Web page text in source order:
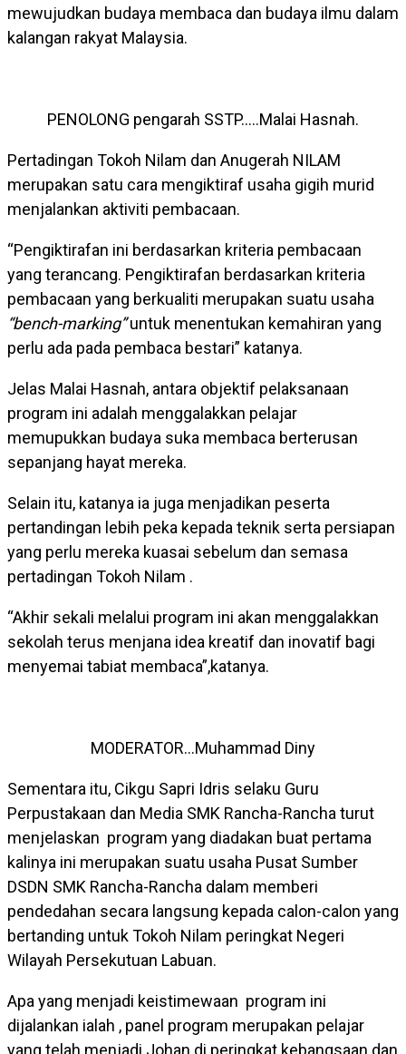
mewujudkan budaya membaca dan budaya ilmu dalam
kalangan rakyat Malaysia.
PENOLONG pengarah SSTP…..Malai Hasnah.
Pertadingan Tokoh Nilam dan Anugerah NILAM
merupakan satu cara mengiktiraf usaha gigih murid
menjalankan aktiviti pembacaan.
“Pengiktirafan ini berdasarkan kriteria pembacaan
yang terancang. Pengiktirafan berdasarkan kriteria
pembacaan yang berkualiti merupakan suatu usaha
“bench-marking”untuk menentukan kemahiran yang
perlu ada pada pembaca bestari” katanya.
Jelas Malai Hasnah, antara objektif pelaksanaan
program ini adalah menggalakkan pelajar
memupukkan budaya suka membaca berterusan
sepanjang hayat mereka.
Selain itu, katanya ia juga menjadikan peserta
pertandingan lebih peka kepada teknik serta persiapan
yang perlu mereka kuasai sebelum dan semasa
pertadingan Tokoh Nilam .
“Akhir sekali melalui program ini akan menggalakkan
sekolah terus menjana idea kreatif dan inovatif bagi
menyemai tabiat membaca”,katanya.
MODERATOR…Muhammad Diny
Sementara itu, Cikgu Sapri Idris selaku Guru
Perpustakaan dan Media SMK Rancha-Rancha turut
menjelaskan program yang diadakan buat pertama
kalinya ini merupakan suatu usaha Pusat Sumber
DSDN SMK Rancha-Rancha dalam memberi
pendedahan secara langsung kepada calon-calon yang
bertanding untuk Tokoh Nilam peringkat Negeri
Wilayah Persekutuan Labuan.
Apa yang menjadi keistimewaan program ini
dijalankan ialah , panel program merupakan pelajar
yang telah menjadi Johan di peringkat kebangsaan dan